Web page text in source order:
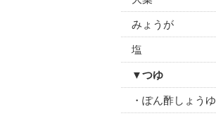
みょうが
塩
▼つゆ
・ぽん酢しょうゆ